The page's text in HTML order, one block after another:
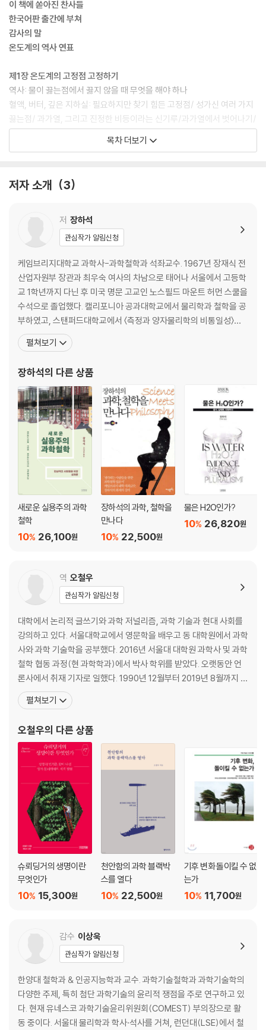
이 책에 쏟아진 찬사들
한국어판 출간에 부쳐
감사의 말
온도계의 역사 연표
제1장 온도계의 고정점 고정하기
역사: 물이 끓는점에서 끓지 않을 때 무엇을 해야 하나
혈액, 버터, 깊은 지하실: 필요하지만 찾기 힘든 고정점/ 성가신 여러 가지
끓는점/ 과가열, 그리고 진정한 비등이라는 신기루/과가열에서 벗어나기/
끓음의 이해/ 깔끔하지 못한 에필로그
역사: 온도의 ‘실재적’ 척도를 찾아서
규준적 측정 문제/드 뤽과 혼합법/ 혼합법에 배치되는 칼로릭 이론/칼로
릭 학설의 신기루, 기체의 선형성/ 르뇨: 간소함과 비교동등성
분석: 경험주의의 맥락에서 보는 측정과 이론
관찰가능성의 단계별 성취/비교동등성, 그리고 단일값의 존재론적 원리/
뒤엠 식 전체론에 반대하는 최소주의/ 르뇨, 그리고 라플라스 이후의 경험
주의
제3장 그 너머로 나아가기
역사: 온도계가 녹고 얼 때의 온도 측정하기
의 어는점 굳히기/ 과학적 도예공의 모험/ 그것은 우리가 아는 그런 온도
가 아니다?/ 웨지우드에 쏠린 집단 비판
분석: 태생지 너머로 나아가는 개념의 확장
퍼시 브리지먼의 여행 안내/ 브리지먼을 넘어서: 의미, 정의, 타당성/ 측량
확장을 위한 전략 성장의 전략, 서로 받쳐주기
제4장 이론, 측정, 그리고 절대온도
역사: 온도의 이론적 의미를 찾아
온도, 열, 그리고 냉열역학 이전의 이론적 온도/ 추상적인 것을 향한 윌리
엄 톰슨의 움직임 / 톰슨의 두 번째 절대온도/ 부분적으로만 구체적인 카
르노 순환 모형/ 기체 온도계를 사용해 절대온도의 근삿값 구하기
분석: 조작화- 사물과 행위 간의 접촉 만들기
제5장 측정, 정당화, 그리고 과학의 진보
측정, 순환, 그리고 정합론/ 정합론이 진보하게 만들기: 인식적 반복/ 반복
의 열매: 풍부화와 자기 교정/ 전통, 진보, 그리고 다원론/ 추상적인 것과
구체적인 것
제6장 상보적 과학- 다른 방식의 확장된 과학: 과학사와 과학철학
과학사와 과학철학의 상보적 기능/ 철학, 역사, 그리고 상보적 과학 내의
상호작용/ 상보적 과학이 생산하는 지식의 성격/ 과학사와 과학철학의 다
른 연구 갈래와 관련해/ 과학으로 이어지는 다른 길
과학, 역사, 철학 용어의 해설
옮긴이 후기
감수의 글
찾아보기
목차 더보기
저자 소개 3
저 장하석
관심작가 알림신청
케임브리지대학교 과학사-과학철학과 석좌교수. 1967년 장재식 전
산업자원부 장관과 최우숙 여사의 차남으로 태어나 서울에서 고등학
교 1학년까지 다닌 후 미국 명문 고교인 노스필드 마운트 허먼 스쿨을
수석으로 졸업했다. 캘리포니아 공과대학교에서 물리학과 철학을 공
부하였고, 스탠퍼드대학교에서 〈측정과 양자물리학의 비통일성〉이
라는 논문으로 철학 박사학위를 받았다. 하버드대학교(1993~199
4)와 유니버시티 칼리지 런던(1995~2010)을 거쳐 케임브리지대
학사학회BSHS 회장을 지냈으며, 주요 연구 분야는 18세기
펼쳐보기
장하석의 다른 상품
새로운 실용주의 과학
철학
26,100원
10%
장하석의 과학, 철학을
만나다
22,500원
10%
물은 H2O인가?
26,820원
10%
역 오철우
관심작가 알림신청
대학에서 논리적 글쓰기와 과학 저널리즘, 과학 기술과 현대 사회를
강의하고 있다. 서울대학교에서 영문학을 배우고 동 대학원에서 과학
사와 과학 기술학을 공부했다. 2016년 서울대 대학원 과학사 및 과학
철학 협동 과정(현 과학학과)에서 박사 학위를 받았다. 오랫동안 언
론사에서 취재 기자로 일했다. 1990년 12월부터 2019년 8월까지 한
겨레신문사에서 주로 과학 담당 기자로 일했다. 2009년부터 8년 동
안 한겨레 과학 웹진 ‘사이언스온( scienceon.hani.co.kr)’을 운영
산균이 지배하는 신비
펼쳐보기
오철우의 다른 상품
슈뢰딩거의 생명이란
무엇인가
15,300원
10%
천안함의 과학 블랙박
스를 열다
22,500원
10%
기후 변화 돌이킬 수 없
는가
11,700원
10%
감수 이상욱
관심작가 알림신청
한양대 철학과 & 인공지능학과 교수. 과학기술철학과 과학기술학의
다양한 주제, 특히 첨단 과학기술의 윤리적 쟁점을 주로 연구하고 있
다. 현재 유네스코 과학기술윤리위원회(COMEST) 부의장으로 활
동 중이다. 서울대 물리학과 학사·석사를 거쳐, 런던대(LSE)에서 철